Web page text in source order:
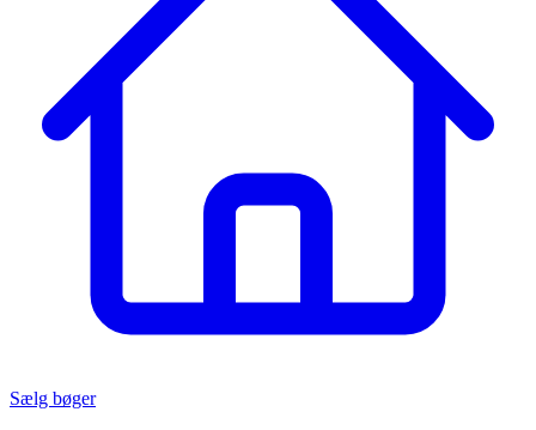
Sælg bøger